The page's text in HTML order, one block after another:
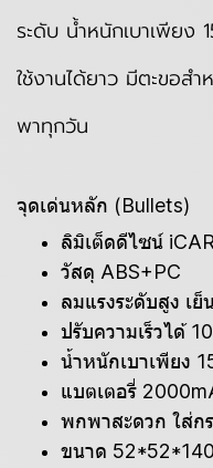
ระดับ น้ำหนักเบาเพีย
ใช้งานได้ยาว มีตะขอสำ
พาทุกวัน
จุดเด่นหลัก (Bullets)
ลิมิเต็ดดีไซน์
วัสดุ ABS+PC
ลมแรงระดับสูง เย็
ปรับความเร็วได้
น้ำหนักเบาเพียง
แบตเตอรี่
พกพาสะดวก ใส่กร
ขนาด